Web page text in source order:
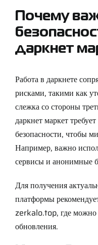
Почему
даркнет
Работа в даркнете
рисками, такими как
слежка со стороны
даркнет маркет
безопасности, чтобы
Например, важно
сервисы и анонимные
Для получения
платформы
zerkalo.top, где
обновления.